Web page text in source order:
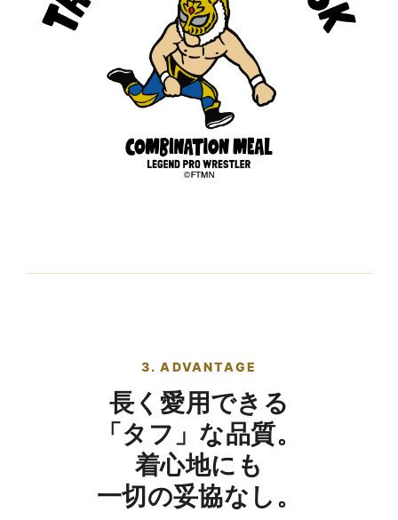
3. ADVANTAGE
長く愛用できる
「タフ」な品質。
着心地にも
一切の妥協なし。